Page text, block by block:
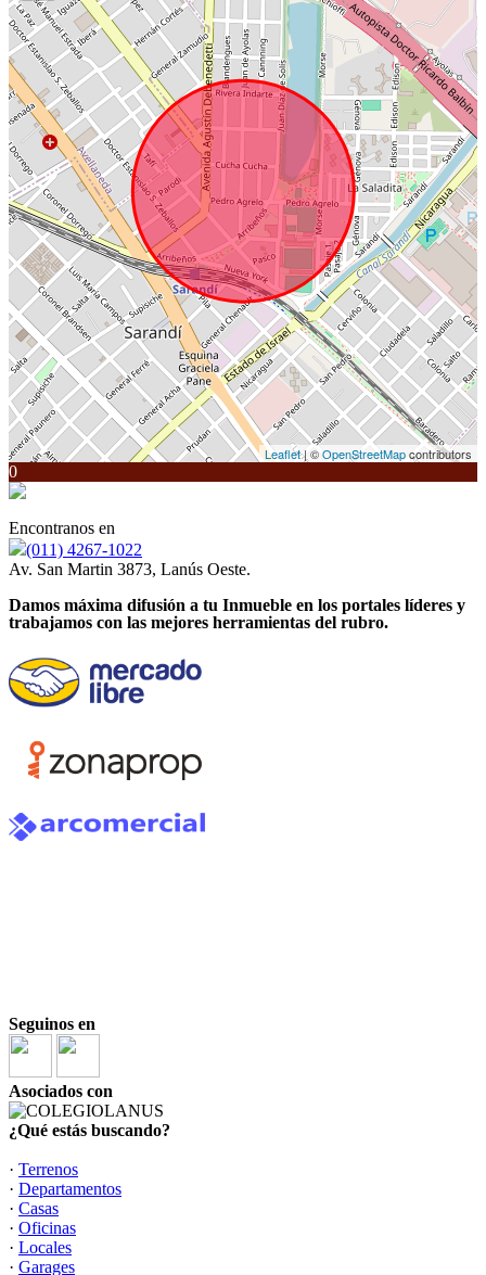
Leaflet| ©OpenStreetMapcontributors
0
Encontranos en
(011) 4267-1022
Av. San Martin 3873, Lanús Oeste.
Damos máxima difusión a tu Inmueble en los portales líderes y
trabajamos con las mejores herramientas del rubro.
Seguinos en
Asociados con
¿Qué estás buscando?
· Terrenos
· Departamentos
· Casas
· Oficinas
· Locales
· Garages